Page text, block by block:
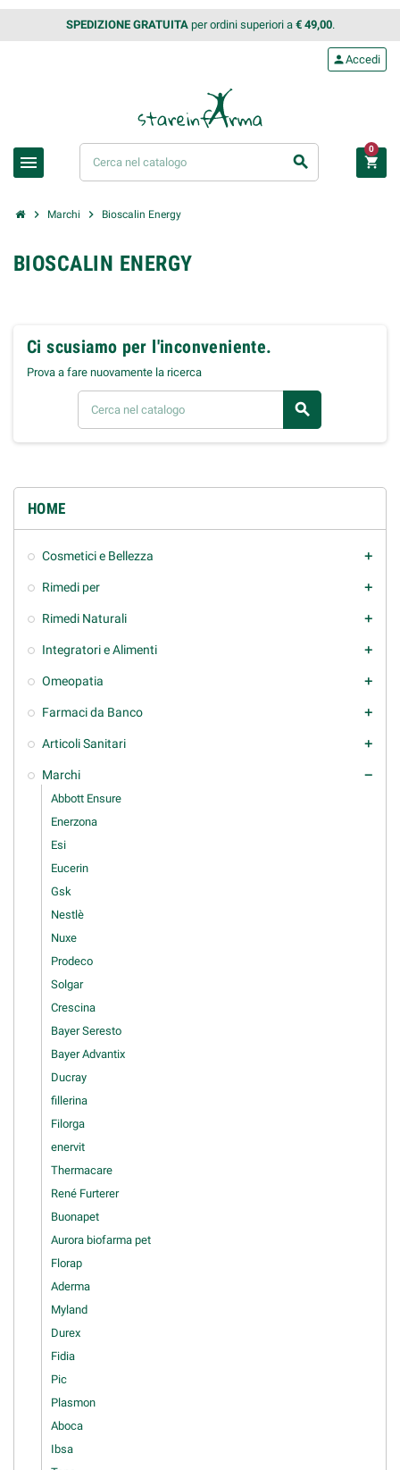
SPEDIZIONE GRATUITAper ordini superiori a € 49,00.
menu search
personAccedi
shopping_cart
0
chevron_right Marchi chevron_right Bioscalin Energy
HOME
Cosmetici e Bellezza add
Rimedi per add
Rimedi Naturali add
Integratori e Alimenti add
Omeopatia add
Farmaci da Banco add
Articoli Sanitari add
Marchi remove
Abbott Ensure
Enerzona
Esi
Eucerin
Gsk
Nestlè
Nuxe
Prodeco
Solgar
Crescina
Bayer Seresto
Bayer Advantix
Ducray
fillerina
Filorga
enervit
Thermacare
René Furterer
Buonapet
Aurora biofarma pet
Florap
Aderma
Myland
Durex
Fidia
Pic
Plasmon
Aboca
Ibsa
BIOSCALIN ENERGY
Ci scusiamo per l'inconveniente.
Prova a fare nuovamente la ricerca
search